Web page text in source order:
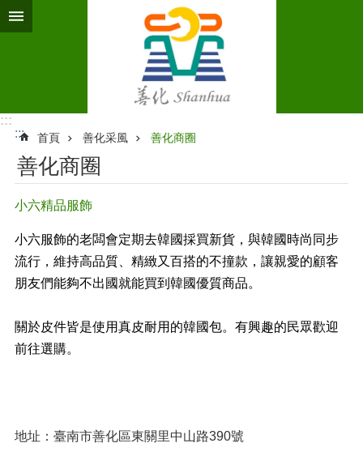
跳到主要內容區塊
:::
:::
首頁 善化采風 善化商圈
善化商圈
小六精品服飾
小六服飾的老闆會定期去韓國採買新貨，與韓國時尚同步
流行，維持高品質、精緻又百搭的不撞款，讓親愛的顧客
朋友們能夠不出國就能買到韓國優質商品。
關於皮件皆是使用真皮耐用的韓國包。有興趣的民眾歡迎
前往選購。
地址：臺南市善化區東關里中山路390號